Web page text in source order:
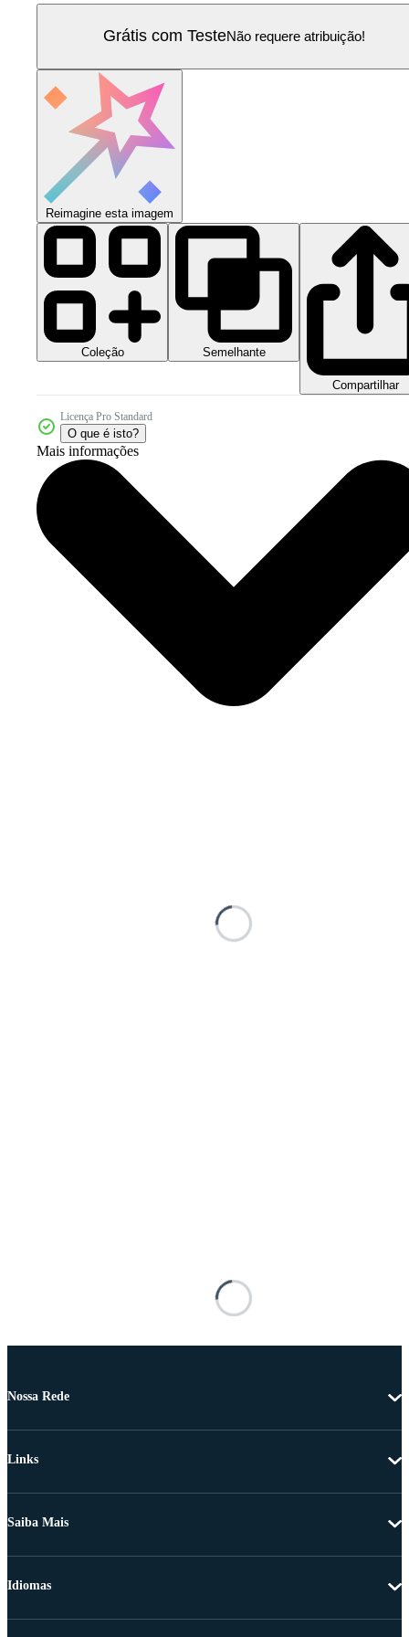
Grátis com TesteNão requere atribuição!
Reimagine esta imagem
Coleção Semelhante
Compartilhar
Licença Pro Standard
O que é isto?
Mais informações
Nossa Rede
Links
Saiba Mais
Idiomas